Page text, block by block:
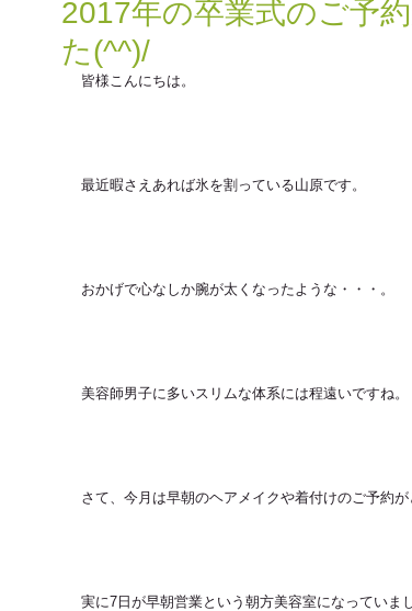
2017年の卒業式のご予
た(^^)/
皆様こんにちは。
最近暇さえあれば氷を割っている山原です。
おかげで心なしか腕が太くなったような・・・。
美容師男子に多いスリムな体系には程遠いですね。
さて、今月は早朝のヘアメイクや着付けのご予約が
実に7日が早朝営業という朝方美容室になっていまし